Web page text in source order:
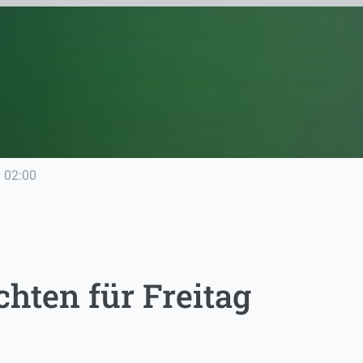
02:00
für Freitag